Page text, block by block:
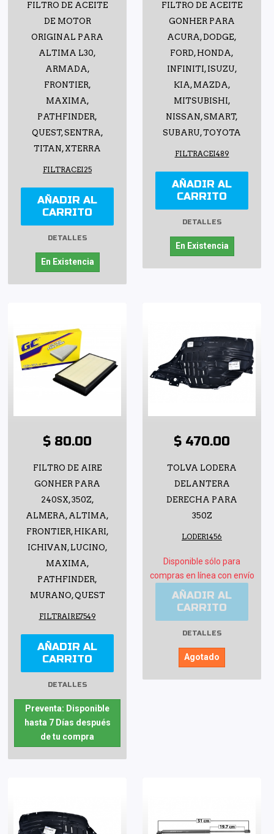
FILTRO DE ACEITE
DE MOTOR
ORIGINAL PARA
ALTIMA L30,
ARMADA,
FRONTIER,
MAXIMA,
PATHFINDER,
QUEST, SENTRA,
TITAN, XTERRA
FILTRACEI25
AÑADIR AL
CARRITO
DETALLES
En Existencia
FILTRO DE ACEITE
GONHER PARA
ACURA, DODGE,
FORD, HONDA,
INFINITI, ISUZU,
KIA, MAZDA,
MITSUBISHI,
NISSAN, SMART,
SUBARU, TOYOTA
FILTRACEI489
AÑADIR AL
CARRITO
DETALLES
En Existencia
$ 80.00
FILTRO DE AIRE
GONHER PARA
240SX, 350Z,
ALMERA, ALTIMA,
FRONTIER, HIKARI,
ICHIVAN, LUCINO,
MAXIMA,
PATHFINDER,
MURANO, QUEST
FILTRAIRE7549
AÑADIR AL
CARRITO
DETALLES
Preventa: Disponible
hasta 7 Días después
de tu compra
$ 470.00
TOLVA LODERA
DELANTERA
DERECHA PARA
350Z
LODER1456
Disponible sólo para
compras en línea con envío
AÑADIR AL
CARRITO
DETALLES
Agotado